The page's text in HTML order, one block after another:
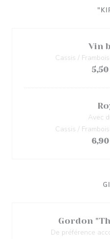
Vin
Cassis /
5,50
Avec
Cassis /
6,90
Gordon
De préférence